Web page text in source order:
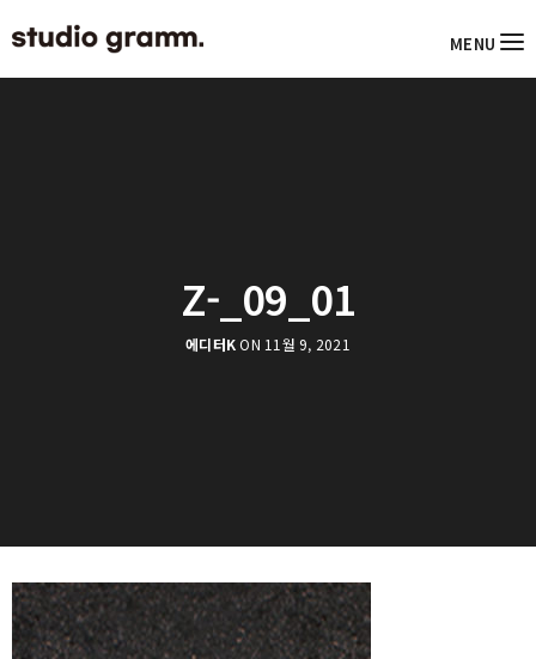
MENU
Z-_09_01
에디터KON 11월 9, 2021